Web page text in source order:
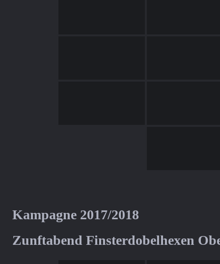
Kampagne 2017/2018
Zunftabend Finsterdobelhexen